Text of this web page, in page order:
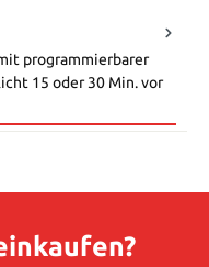
programmierbarer
15 oder 30 Min. vor